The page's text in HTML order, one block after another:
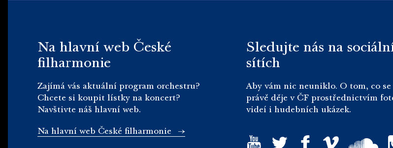
Na hlavní web České
filharmonie
Zajímá vás aktuální program orchestru?
Chcete si koupit lístky na koncert?
Navštivte náš hlavní web.
Na hlavní web České filharmonie
Sledujte nás na
sítích
Aby vám nic neuniklo. O tom, co se
právě děje v ČF prostřednictvím
videí i hudebních ukázek.